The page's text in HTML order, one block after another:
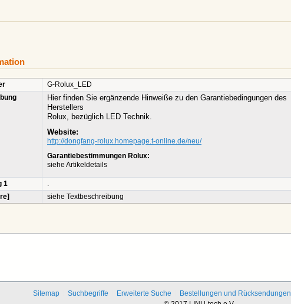
G-Rolux_LED
Hier finden Sie ergänzende Hinweiße zu den Garantiebedingungen des
Herstellers
Rolux, bezüglich LED Technik.
Website:
http://dongfang-rolux.homepage.t-online.de/neu/
Garantiebestimmungen Rolux:
siehe Artikeldetails
1
.
siehe Textbeschreibung
Sitemap Suchbegriffe Erweiterte Suche Bestellungen und Rücksendungen